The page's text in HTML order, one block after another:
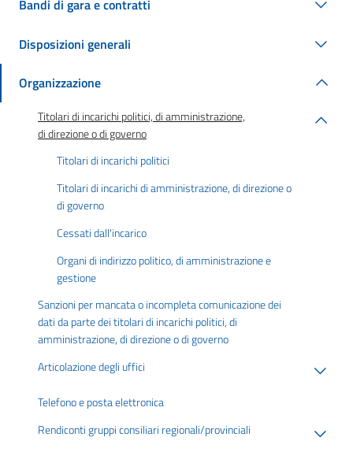
Bandi di gara e contratti
Disposizioni generali
Organizzazione
Titolari di incarichi politici, di amministrazione,
di direzione o di governo
Titolari di incarichi politici
Titolari di incarichi di amministrazione, di direzione o
di governo
Cessati dall'incarico
Organi di indirizzo politico, di amministrazione e
gestione
Sanzioni per mancata o incompleta comunicazione dei
dati da parte dei titolari di incarichi politici, di
amministrazione, di direzione o di governo
Articolazione degli uffici
Telefono e posta elettronica
Rendiconti gruppi consiliari regionali/provinciali